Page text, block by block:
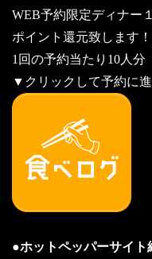
WEB予約限定ディナー
ポイント還元致します！
1回の予約当たり10人分
▼クリックして予約に
●ホットペッパーサイト